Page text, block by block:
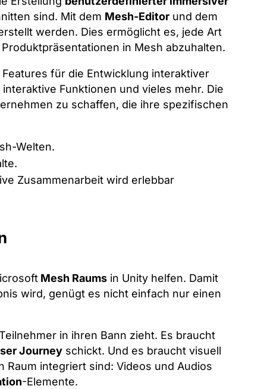
sind. Mit dem Mesh-Editor und dem
werden. Dies ermöglicht es, jede Art
in Mesh abzuhalten.
für die Entwicklung interaktiver
Funktionen und vieles mehr. Die
zu schaffen, die ihre spezifischen
Welten.
Zusammenarbeit wird erlebbar
Mesh Raums in Unity helfen. Damit
wird, genügt es nicht einfach nur einen
in ihren Bann zieht. Es braucht
Journey schickt. Und es braucht visuell
Raum integriert sind: Videos und Audios
-Elemente.